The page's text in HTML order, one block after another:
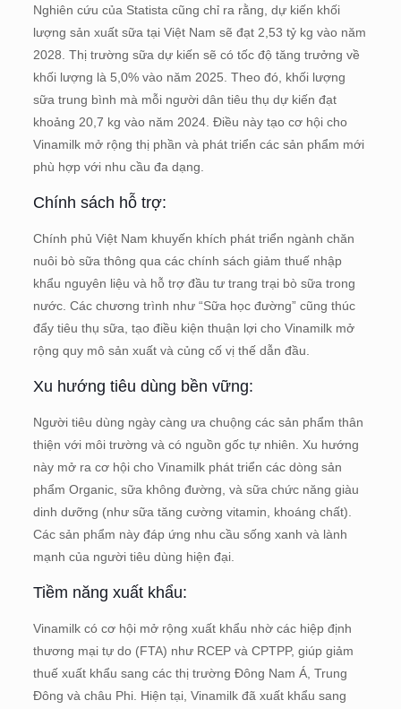
Nghiên cứu của Statista cũng chỉ ra rằng, dự kiến khối
lượng sản xuất sữa tại Việt Nam sẽ đạt 2,53 tỷ kg vào năm
2028. Thị trường sữa dự kiến sẽ có tốc độ tăng trưởng về
khối lượng là 5,0% vào năm 2025. Theo đó, khối lượng
sữa trung bình mà mỗi người dân tiêu thụ dự kiến đạt
khoảng 20,7 kg vào năm 2024. Điều này tạo cơ hội cho
Vinamilk mở rộng thị phần và phát triển các sản phẩm mới
phù hợp với nhu cầu đa dạng.
Chính sách hỗ trợ:
Chính phủ Việt Nam khuyến khích phát triển ngành chăn
nuôi bò sữa thông qua các chính sách giảm thuế nhập
khẩu nguyên liệu và hỗ trợ đầu tư trang trại bò sữa trong
nước. Các chương trình như “Sữa học đường” cũng thúc
đẩy tiêu thụ sữa, tạo điều kiện thuận lợi cho Vinamilk mở
rộng quy mô sản xuất và củng cố vị thế dẫn đầu.
Xu hướng tiêu dùng bền vững:
Người tiêu dùng ngày càng ưa chuộng các sản phẩm thân
thiện với môi trường và có nguồn gốc tự nhiên. Xu hướng
này mở ra cơ hội cho Vinamilk phát triển các dòng sản
phẩm Organic, sữa không đường, và sữa chức năng giàu
dinh dưỡng (như sữa tăng cường vitamin, khoáng chất).
Các sản phẩm này đáp ứng nhu cầu sống xanh và lành
mạnh của người tiêu dùng hiện đại.
Tiềm năng xuất khẩu:
Vinamilk có cơ hội mở rộng xuất khẩu nhờ các hiệp định
thương mại tự do (FTA) như RCEP và CPTPP, giúp giảm
thuế xuất khẩu sang các thị trường Đông Nam Á, Trung
Đông và châu Phi. Hiện tại, Vinamilk đã xuất khẩu sang